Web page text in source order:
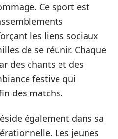
Ce sport est
les liens sociaux
de se réunir. Chaque
des chants et des
festive qui
des matchs.
également dans sa
Les jeunes